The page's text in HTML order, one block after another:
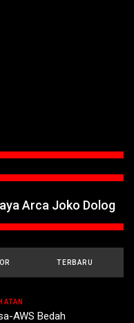
Arca Joko Dolog
TERBARU
AWS Bedah